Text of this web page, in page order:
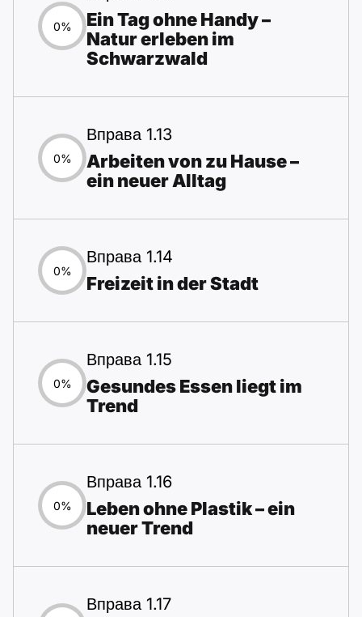
0%
Ein Tag ohne Handy –
Natur erleben im
Schwarzwald
0%
Вправа 1.13
Arbeiten von zu Hause –
ein neuer Alltag
0%
Вправа 1.14
Freizeit in der Stadt
0%
Вправа 1.15
Gesundes Essen liegt im
Trend
0%
Вправа 1.16
Leben ohne Plastik – ein
neuer Trend
Вправа 1.17